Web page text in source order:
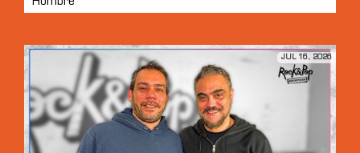
JUL 16, 2026